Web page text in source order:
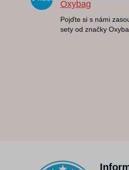
Oxybag
Pojďte si s námi
sety od značky